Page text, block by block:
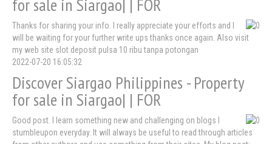
Thanks for sharing your info. I really appreciate your efforts and I
will be waiting for your further write ups thanks once again. Also visit
my web site slot deposit pulsa 10 ribu tanpa potongan
2022-07-20 16:05:32
Discover Siargao Philippines - Property
for sale in Siargao| | FOR
Good post. I learn something new and challenging on blogs I
stumbleupon everyday. It will always be useful to read through articles